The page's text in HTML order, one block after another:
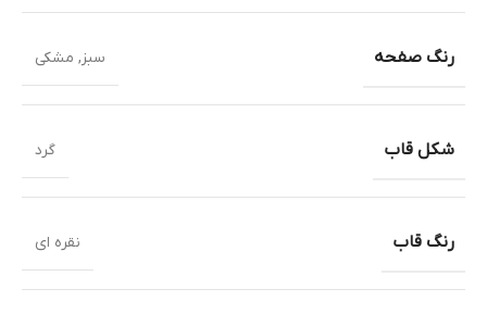
رنگ صفحه سبز, مشکی
شکل قاب گرد
رنگ قاب نقره ای